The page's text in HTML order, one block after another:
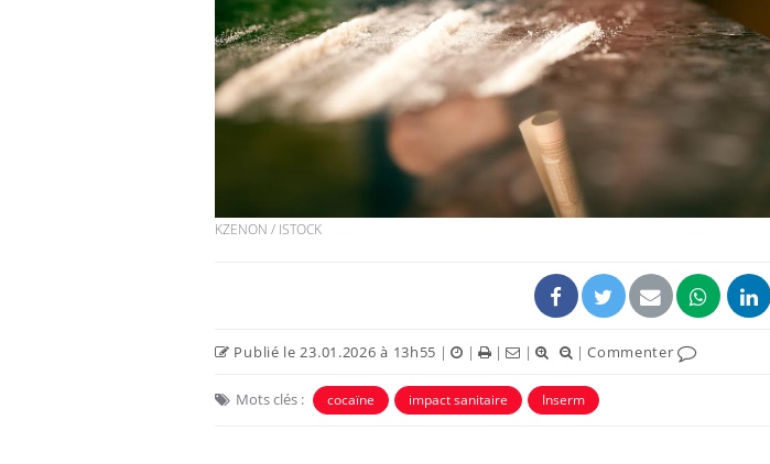
KZENON / ISTOCK
Publié le 23.01.2026 à 13h55 | | | | |Commenter
Mots clés : cocaïne impact sanitaire Inserm